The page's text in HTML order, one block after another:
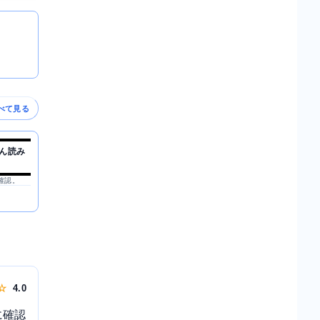
て見る
読み
。
4.0
確認